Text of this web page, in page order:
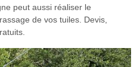
peut aussi réaliser le
de vos tuiles. Devis,